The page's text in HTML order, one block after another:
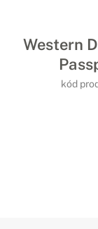
Western
kód